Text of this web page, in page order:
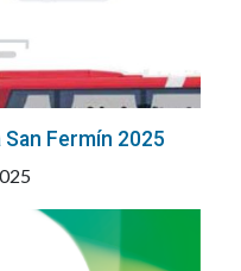
Fermín 2025